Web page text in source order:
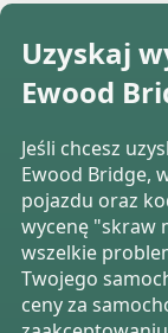
Uzyskaj
Ewood
Jeśli chcesz
Ewood Bridge,
pojazdu oraz
wycenę "skraw
wszelkie
Twojego
ceny za